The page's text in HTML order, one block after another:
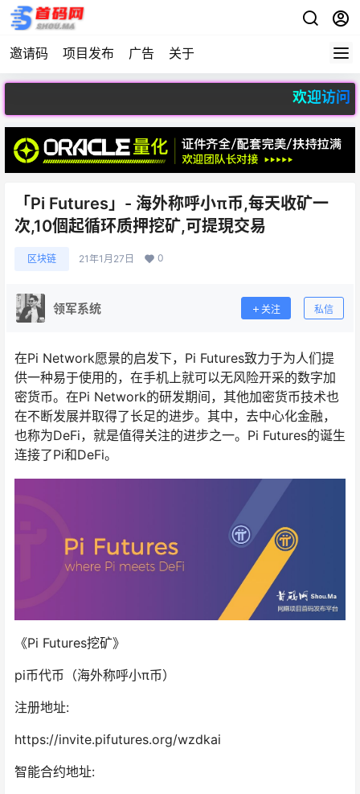
邀请码 项目发布 广告 关于
欢迎访问首码网 - 专
「Pi Futures」- 海外称呼小π币,每天收矿一
次,10個起循环质押挖矿,可提現交易
区块链 21年1月27日 0
领军系统 关注 私信
在Pi Network愿景的启发下，Pi Futures致力于为人们提
供一种易于使用的，在手机上就可以无风险开采的数字加
密货币。在Pi Network的研发期间，其他加密货币技术也
在不断发展并取得了长足的进步。其中，去中心化金融，
也称为DeFi，就是值得关注的进步之一。Pi Futures的诞生
连接了Pi和DeFi。
《Pi ‭‮serutuF‬‬挖矿》
‮ip‬‬币代币（‭‮外海‬‬称呼小π币）
注册地址:
https://invite.pifutures.org/wzdkai
智能合约地址: